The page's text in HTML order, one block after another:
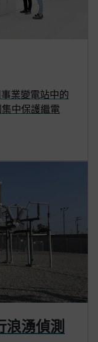
業變電站中的
中保護繼電
浪湧偵測